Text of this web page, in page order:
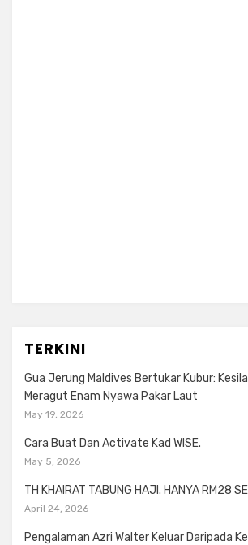
TERKINI
Gua Jerung Maldives Bertukar Kubur:
Meragut Enam Nyawa Pakar Laut
May 19, 2026
Cara Buat Dan Activate Kad WISE.
May 5, 2026
TH KHAIRAT TABUNG HAJI. HANYA RM28
April 24, 2026
Pengalaman Azri Walter Keluar Daripada